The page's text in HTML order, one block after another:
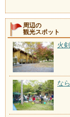
周辺の
観光スポット
火
な